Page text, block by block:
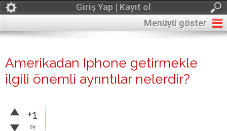
Giriş Yap | Kayıt ol
Menüyü göster
Amerikadan Iphone getirmekle
ilgili önemli ayrıntılar nelerdir?
+1
oy